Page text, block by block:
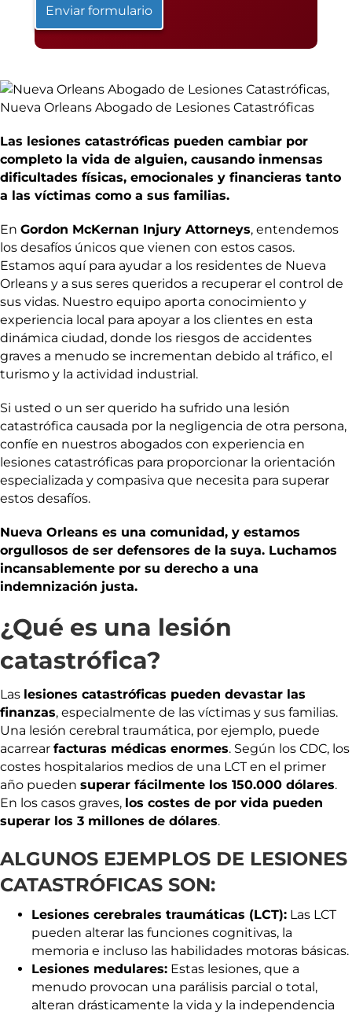
Las lesiones catastróficas pueden cambiar por
completo la vida de alguien, causando inmensas
dificultades físicas, emocionales y financieras tanto
a las víctimas como a sus familias.
En Gordon McKernan Injury Attorneys, entendemos
los desafíos únicos que vienen con estos casos.
Estamos aquí para ayudar a los residentes de Nueva
Orleans y a sus seres queridos a recuperar el control de
sus vidas. Nuestro equipo aporta conocimiento y
experiencia local para apoyar a los clientes en esta
dinámica ciudad, donde los riesgos de accidentes
graves a menudo se incrementan debido al tráfico, el
turismo y la actividad industrial.
Si usted o un ser querido ha sufrido una lesión
catastrófica causada por la negligencia de otra persona,
confíe en nuestros abogados con experiencia en
lesiones catastróficas para proporcionar la orientación
especializada y compasiva que necesita para superar
estos desafíos.
Nueva Orleans es una comunidad, y estamos
orgullosos de ser defensores de la suya. Luchamos
incansablemente por su derecho a una
indemnización justa.
¿Qué es una lesión
catastrófica?
Las lesiones catastróficas pueden devastar las
finanzas, especialmente de las víctimas y sus familias.
Una lesión cerebral traumática, por ejemplo, puede
acarrear facturas médicas enormes. Según los CDC, los
costes hospitalarios medios de una LCT en el primer
año pueden superar fácilmente los 150.000 dólares.
En los casos graves, los costes de por vida pueden
superar los 3 millones de dólares.
ALGUNOS EJEMPLOS DE LESIONES
CATASTRÓFICAS SON:
Lesiones cerebrales traumáticas (LCT): Las LCT
pueden alterar las funciones cognitivas, la
memoria e incluso las habilidades motoras básicas.
Lesiones medulares: Estas lesiones, que a
menudo provocan una parálisis parcial o total,
alteran drásticamente la vida y la independencia